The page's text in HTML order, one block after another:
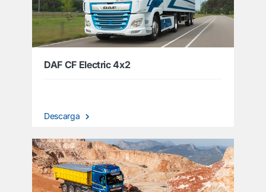
DAF CF Electric 4x2
Descarga